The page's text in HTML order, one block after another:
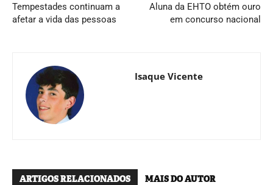
Tempestades continuam a
afetar a vida das pessoas
Aluna da EHTO obtém ouro
em concurso nacional
Isaque Vicente
ARTIGOS RELACIONADOS MAIS DO AUTOR